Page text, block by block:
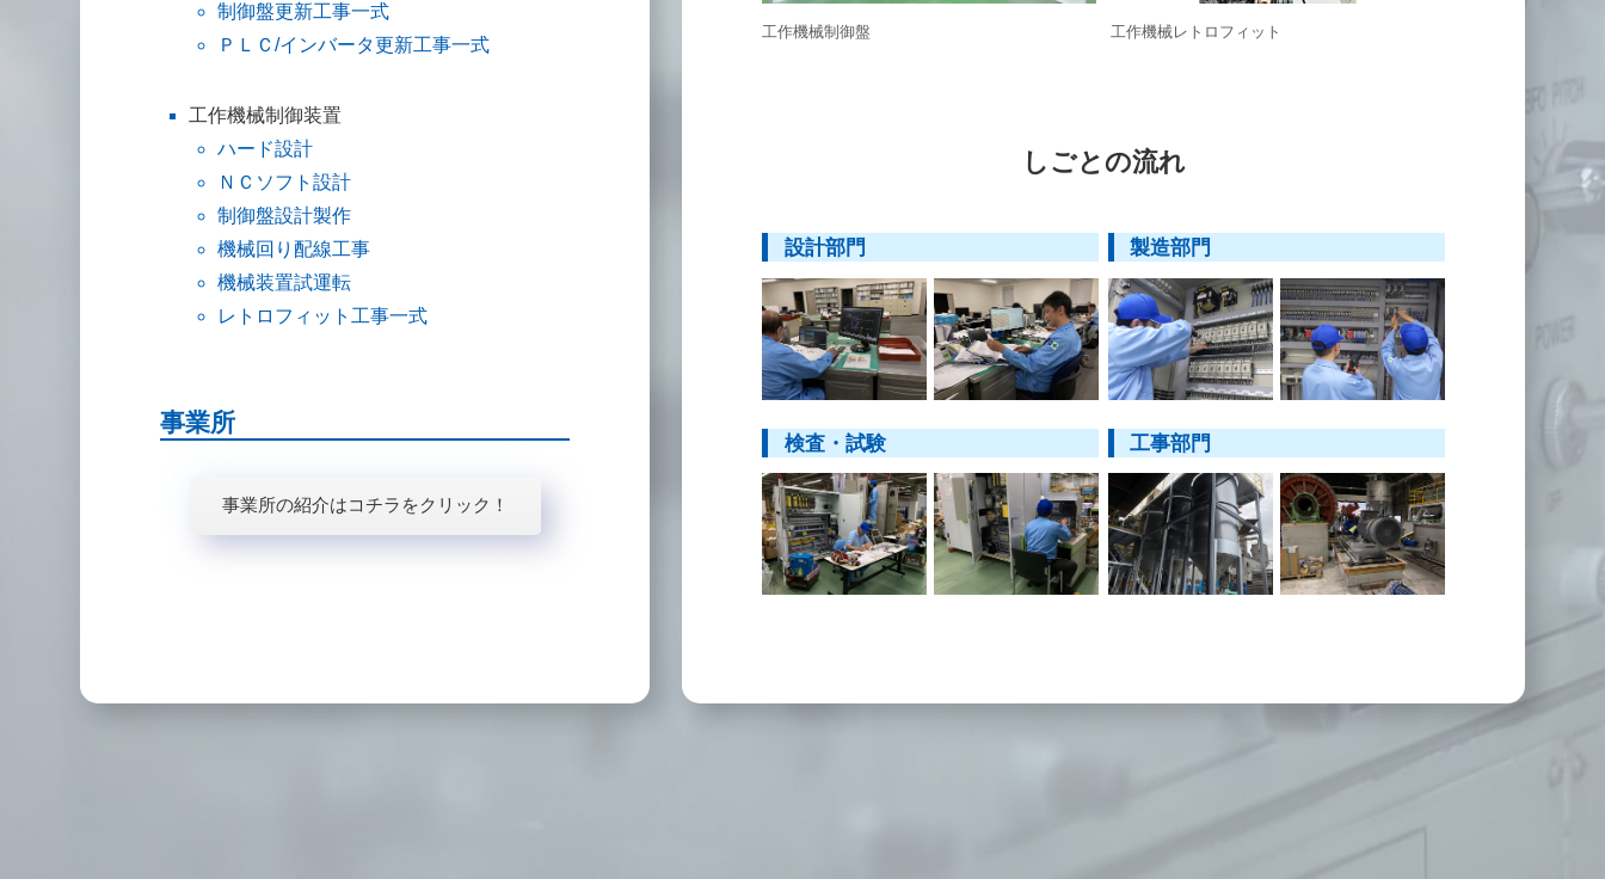
制御盤更新工事一式
ＰＬＣ/インバータ更新工事一式
工作機械制御装置
ハード設計
ＮＣソフト設計
制御盤設計製作
機械回り配線工事
機械装置試運転
レトロフィット工事一式
事業所
事業所の紹介はコチラをクリック！
工作機械制御盤 工作機械レトロフィット
しごとの流れ
設計部門 製造部門
検査・試験 工事部門